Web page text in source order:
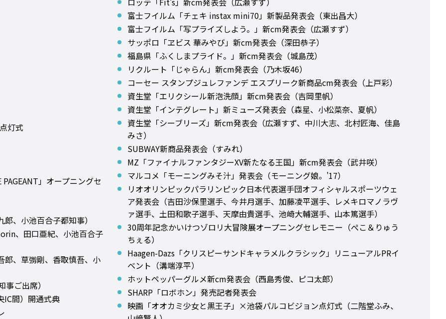
灯式
」オープニングセ
、小池百合子都知事）
、田口亜紀、小池百合子
郎、草彅剛、香取慎吾、小
ご出席）
IC間）開通式典
富士フイルム「チェキ instax mini70」新製品発表会（東出昌大）
富士フイルム「写プライズしよう。」新cm発表会（広瀬すず）
サッポロ「ヱビス 華みやび」新cm発表会（深田恭子）
福島県「ふくしまプライド。」新cm発表会（城島茂）
リクルート「じゃらん」新cm発表会（乃木坂46）
コーセー スタンプジュレファンデ エスプリーク新商品cm発表会（上戸彩）
資生堂「エリクシール新泡洗顔」新cm発表会（吉岡里帆）
資生堂「インテグレート」新ミューズ発表会（森星、小松菜奈、夏帆）
資生堂「シーブリーズ」新cm発表会（広瀬すず、中川大志、北村匠海、佳島
みさ）
SUBWAY新商品発表会（すみれ）
MZ「ファイナルファンタジーXV新たなる王国」新cm発表会（武井咲）
マルコメ「モーニングみそ汁」発表会（モーニング娘。'17）
リオオリンピックパラリンピック日本代表選手団オフィシャルスポーツウェ
ア発表会（吉田沙保里選手、今井月選手、加藤凌平選手、レメキロマノラヴ
ァ選手、土田和歌子選手、天摩由貴選手、池崎大輔選手、山本篤選手）
30周年記念かいけつゾロリ大冒険展オープニングセレモニー（ぺこ＆りゅう
ちぇる）
Haagen-Dazs「クリスピーサンドキャラメルクラシック」リニューアルPRイ
ベント（溝端淳平）
ホットペッパーグルメ新cm発表会（西島秀俊、ピコ太郎）
SHARP「ロボホン」発売記者発表会
映画「オオカミ少女と黒王子」×池袋パルコビジョン点灯式（二階堂ふみ、